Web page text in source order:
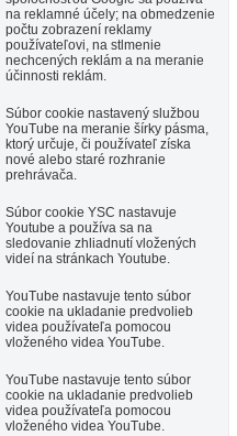
na reklamné účely; na obmedzenie
počtu zobrazení reklamy
používateľovi, na stlmenie
nechcených reklám a na meranie
účinnosti reklám.
Súbor cookie nastavený službou
YouTube na meranie šírky pásma,
ktorý určuje, či používateľ získa
nové alebo staré rozhranie
prehrávača.
Súbor cookie YSC nastavuje
Youtube a používa sa na
sledovanie zhliadnutí vložených
videí na stránkach Youtube.
YouTube nastavuje tento súbor
cookie na ukladanie predvolieb
videa používateľa pomocou
vloženého videa YouTube.
YouTube nastavuje tento súbor
cookie na ukladanie predvolieb
videa používateľa pomocou
vloženého videa YouTube.